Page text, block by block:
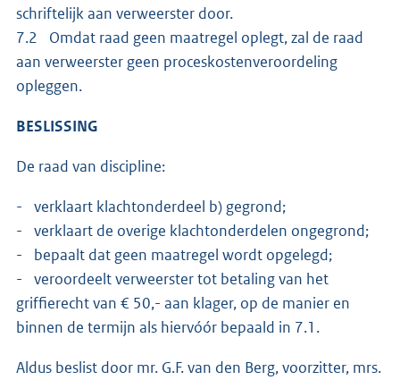
schriftelijk aan verweerster door.
7.2 Omdat raad geen maatregel oplegt, zal de raad
aan verweerster geen proceskostenveroordeling
opleggen.
BESLISSING
De raad van discipline:
- verklaart klachtonderdeel b) gegrond;
- verklaart de overige klachtonderdelen ongegrond;
- bepaalt dat geen maatregel wordt opgelegd;
- veroordeelt verweerster tot betaling van het
griffierecht van € 50,- aan klager, op de manier en
binnen de termijn als hiervóór bepaald in 7.1.
Aldus beslist door mr. G.F. van den Berg, voorzitter, mrs.